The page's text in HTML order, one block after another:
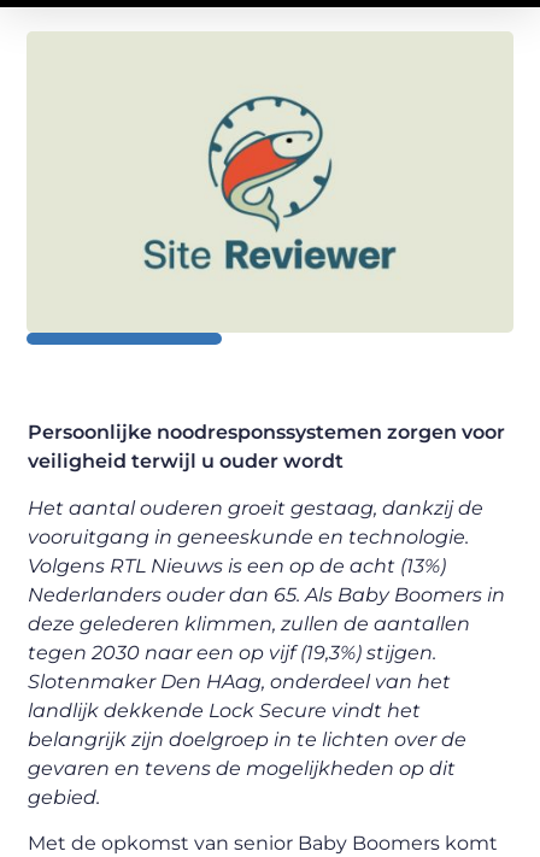
Persoonlijke noodresponssystemen zorgen voor
veiligheid terwijl u ouder wordt
Het aantal ouderen groeit gestaag, dankzij de
vooruitgang in geneeskunde en technologie.
Volgens RTL Nieuws is een op de acht (13%)
Nederlanders ouder dan 65. Als Baby Boomers in
deze gelederen klimmen, zullen de aantallen
tegen 2030 naar een op vijf (19,3%) stijgen.
Slotenmaker Den HAag, onderdeel van het
landlijk dekkende Lock Secure vindt het
belangrijk zijn doelgroep in te lichten over de
gevaren en tevens de mogelijkheden op dit
gebied.
Met de opkomst van senior Baby Boomers komt